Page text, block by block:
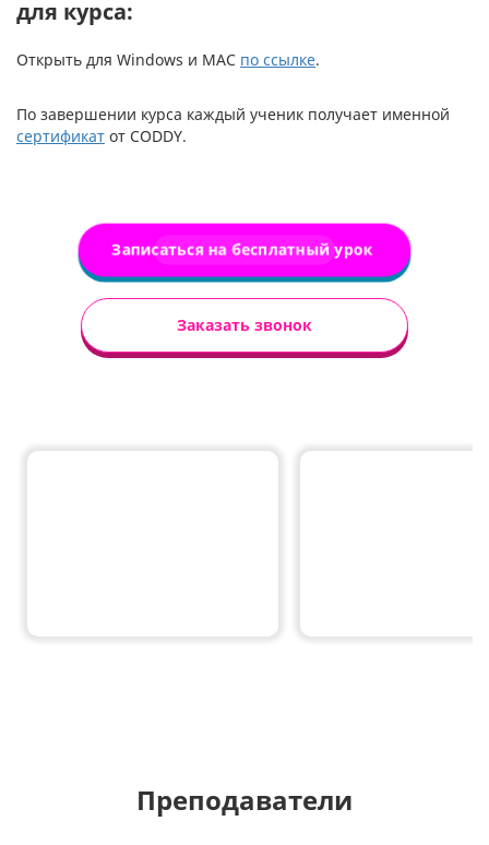
для курса:
Открыть для Windows и MAC по ссылке.
По завершении курса каждый ученик получает именной
сертификат от CODDY.
Записаться на бесплатный урок
Заказать звонок
Преподаватели